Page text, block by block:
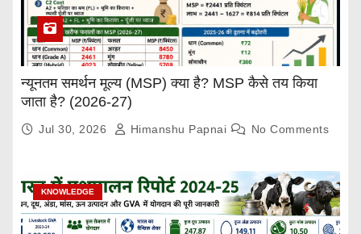
न्यूनतम समर्थन मूल्य (MSP) क्या है? MSP कैसे तय किया
जाता है? (2026-27)
Jul 30, 2026 Himanshu Papnai No Comments
KNOWLEDGE